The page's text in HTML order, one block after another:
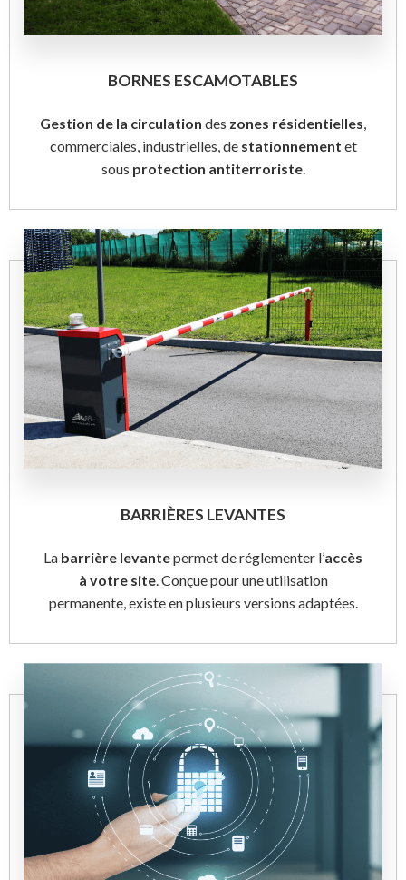
BORNES ESCAMOTABLES
Gestion de la circulation des zones résidentielles,
commerciales, industrielles, de stationnement et
sous protection antiterroriste.
BARRIÈRES LEVANTES
La barrière levantepermet de réglementer l’accès
à votre site. Conçue pour une utilisation
permanente, existe en plusieurs versions adaptées.